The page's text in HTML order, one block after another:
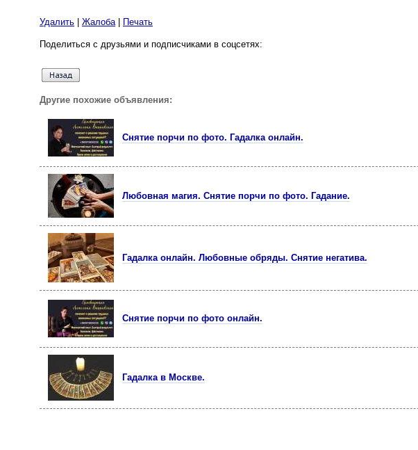
Удалить Жалоба| Печать
Поделиться с друзьями и подписчиками в соцсетях:
Другие похожие объявления:
Снятие порчи по фото. Гадалка онлайн.
Любовная магия. Снятие порчи по фото. Гадание.
Гадалка онлайн. Любовные обряды. Снятие негатива.
Снятие порчи по фото онлайн.
Гадалка в Москве.